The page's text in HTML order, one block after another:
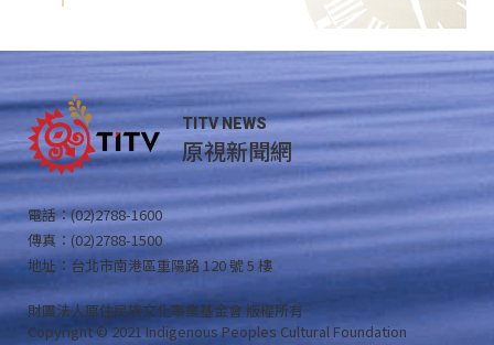
TITV NEWS
原視新聞網
電話：(02)2788-1600
傳真：(02)2788-1500
地址：台北市南港區重陽路 120 號 5 樓
財團法人原住民族文化事業基金會 版權所有
Copyright © 2021 Indigenous Peoples Cultural Foundation